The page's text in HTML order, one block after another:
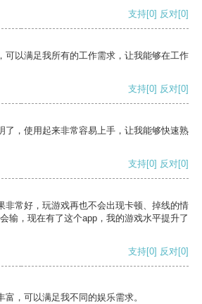
支持[0] 反对[0]
可以满足我所有的工作需求，让我能够在工作
支持[0] 反对[0]
了，使用起来非常容易上手，让我能够快速熟
支持[0] 反对[0]
非常好，玩游戏再也不会出现卡顿、掉线的情
输，现在有了这个app，我的游戏水平提升了
支持[0] 反对[0]
，可以满足我不同的娱乐需求。